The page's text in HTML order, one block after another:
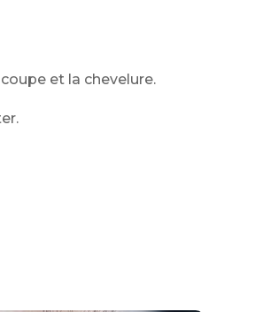
et la chevelure.